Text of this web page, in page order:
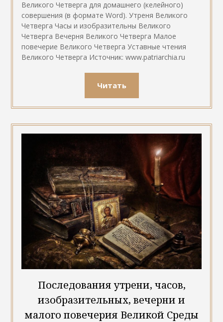
Великого Четверга для домашнего (келейного)
совершения (в формате Word). Утреня Великого
Четверга Часы и изобразительны Великого
Четверга Вечерня Великого Четверга Малое
повечерие Великого Четверга Уставные чтения
Великого Четверга Источник: www.patriarchia.ru
Читать
Последования утрени, часов,
изобразительных, вечерни и
малого повечерия Великой Среды